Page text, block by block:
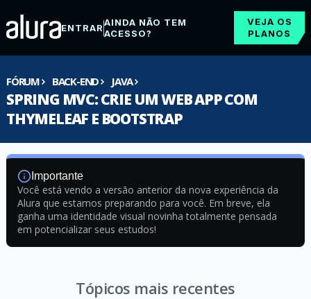
ENTRARAINDA NÃO TEM
ACESSO?
VEJA OS
PLANOS
FÓRUM BACK-END JAVA
SPRING MVC: CRIE UM WEB APP COM
THYMELEAF E BOOTSTRAP
Importante
Você está vendo a versão anterior da nova experiência da
Alura que estamos preparando para você. Em breve, ela
ganha uma identidade visual novinha totalmente pensada
em potencializar seus estudos!
Tópicos mais recentes